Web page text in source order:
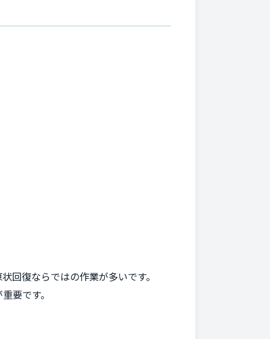
回復ならではの作業が多いです。
要です。